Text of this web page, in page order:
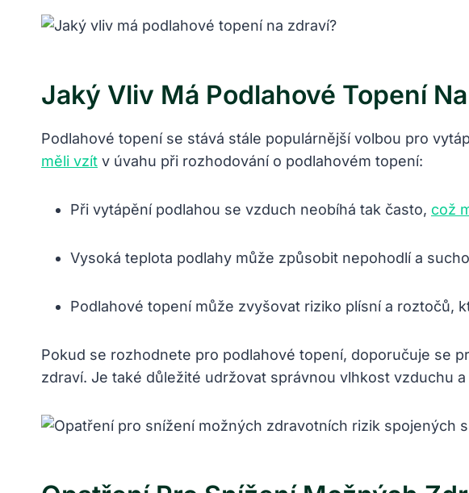
Jaký Vliv Má Podlahové Topení
Podlahové topení se stává stále populárnější volbou pro
měli vzít v úvahu při rozhodování o podlahovém topení:
Při vytápění podlahou se vzduch neobíhá tak často, což
Vysoká teplota podlahy může způsobit nepohodlí a
Podlahové topení může zvyšovat riziko plísní a roztočů,
Pokud se rozhodnete pro podlahové topení, doporučuje se
zdraví. Je také důležité udržovat správnou vlhkost vzduchu